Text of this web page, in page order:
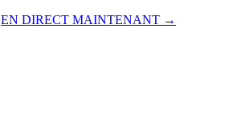
EN DIRECT MAINTENANT →